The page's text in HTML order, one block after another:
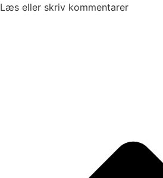
Læs eller skriv kommentarer